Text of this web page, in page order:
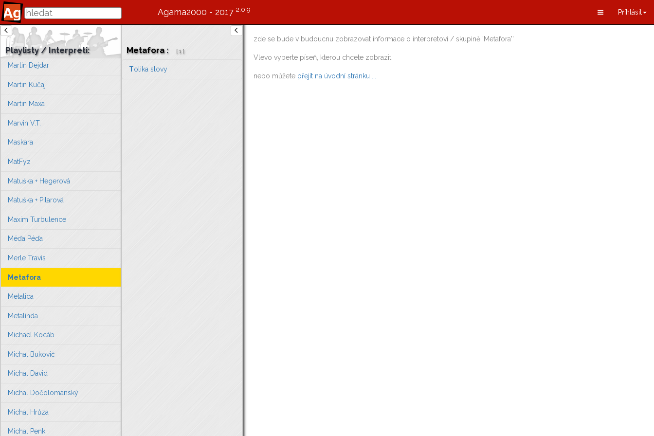
Agama2000 - 2017 2.0.9 Příhlásit
zde se bude v budoucnu zobrazovat informace o interpretovi / skupině 'Metafora''
Vlevo vyberte píseň, kterou chcete zobrazit
nebo můžete přejít na úvodní stránku ...
Playlisty / Interpreti:
Marsyas
Marta Jandová
Marta Kubišová
Martin Dejdar
Martin Kučaj
Martin Maxa
Marvin V.T.
Maskara
MatFyz
Matuška + Hegerová
Matuška + Pilarová
Maxim Turbulence
Méďa Péďa
Merle Travis
Metafora
Metalica
Metalinda
Michael Kocáb
Michal Bukovič
Michal David
Michal Dočolomanský
Michal Hrůza
Michal Penk
Metafora : [ 1 ]
Tolika slovy